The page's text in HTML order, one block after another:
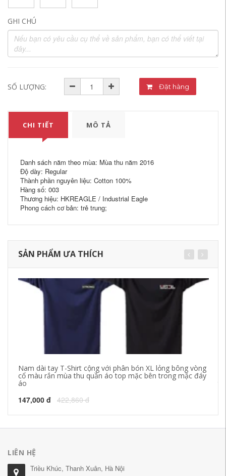
GHI CHÚ
SỐ LƯỢNG: Đặt hàng
CHI TIẾT MÔ TẢ
Danh sách năm theo mùa: Mùa thu năm 2016
Độ dày: Regular
Thành phần nguyên liệu: Cotton 100%
Hàng số: 003
Thương hiệu: HKREAGLE / Industrial Eagle
Phong cách cơ bản: trẻ trung;
SẢN PHẨM ƯA THÍCH
Nam dài tay T-Shirt cộng với phân bón XL lỏng bông vòng
cổ màu rắn mùa thu quần áo top mặc bên trong mặc đáy
áo
147,000 đ 422,860 đ
LIÊN HỆ
Triều Khúc, Thanh Xuân, Hà Nội